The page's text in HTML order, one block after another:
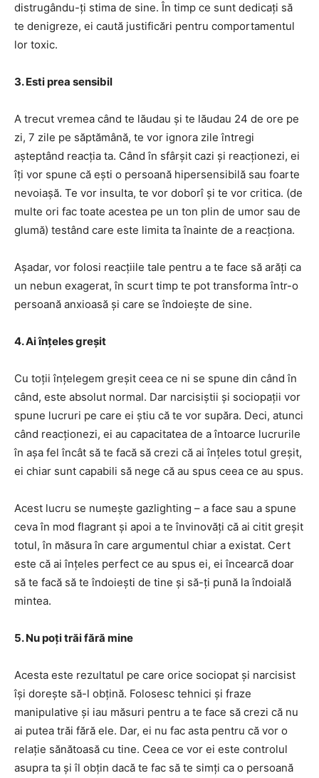
distrugându-ți stima de sine. În timp ce sunt dedicați să
te denigreze, ei caută justificări pentru comportamentul
lor toxic.
3. Esti prea sensibil
A trecut vremea când te lăudau și te lăudau 24 de ore pe
zi, 7 zile pe săptămână, te vor ignora zile întregi
așteptând reacția ta. Când în sfârșit cazi și reacționezi, ei
îți vor spune că ești o persoană hipersensibilă sau foarte
nevoiașă. Te vor insulta, te vor doborî și te vor critica. (de
multe ori fac toate acestea pe un ton plin de umor sau de
glumă) testând care este limita ta înainte de a reacționa.
Așadar, vor folosi reacțiile tale pentru a te face să arăți ca
un nebun exagerat, în scurt timp te pot transforma într-o
persoană anxioasă și care se îndoiește de sine.
4. Ai înțeles greșit
Cu toții înțelegem greșit ceea ce ni se spune din când în
când, este absolut normal. Dar narcisiștii și sociopații vor
spune lucruri pe care ei știu că te vor supăra. Deci, atunci
când reacționezi, ei au capacitatea de a întoarce lucrurile
în așa fel încât să te facă să crezi că ai înțeles totul greșit,
ei chiar sunt capabili să nege că au spus ceea ce au spus.
Acest lucru se numește gazlighting – a face sau a spune
ceva în mod flagrant și apoi a te învinovăți că ai citit greșit
totul, în măsura în care argumentul chiar a existat. Cert
este că ai înțeles perfect ce au spus ei, ei încearcă doar
să te facă să te îndoiești de tine și să-ți pună la îndoială
mintea.
5. Nu poți trăi fără mine
Acesta este rezultatul pe care orice sociopat și narcisist
își dorește să-l obțină. Folosesc tehnici și fraze
manipulative și iau măsuri pentru a te face să crezi că nu
ai putea trăi fără ele. Dar, ei nu fac asta pentru că vor o
relație sănătoasă cu tine. Ceea ce vor ei este controlul
asupra ta și îl obțin dacă te fac să te simți ca o persoană